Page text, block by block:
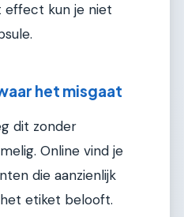
effect kun je niet
het misgaat
dit zonder
Online vind je
die aanzienlijk
etiket belooft.